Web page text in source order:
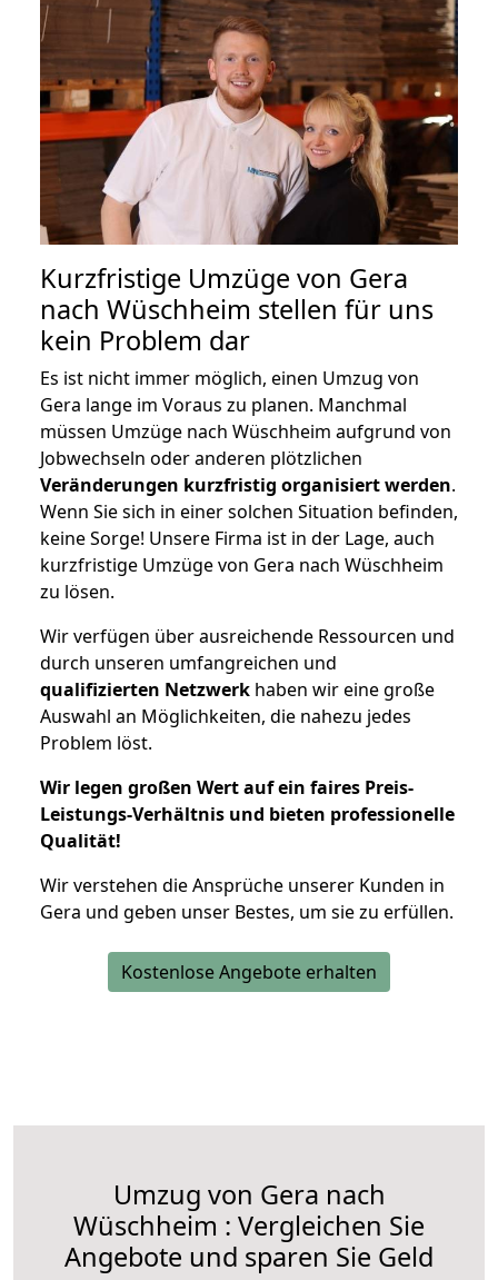
Kurzfristige Umzüge von Gera
nach Wüschheim stellen für uns
kein Problem dar
Es ist nicht immer möglich, einen Umzug von
Gera lange im Voraus zu planen. Manchmal
müssen Umzüge nach Wüschheim aufgrund von
Jobwechseln oder anderen plötzlichen
Veränderungen kurzfristig organisiert werden.
Wenn Sie sich in einer solchen Situation befinden,
keine Sorge! Unsere Firma ist in der Lage, auch
kurzfristige Umzüge von Gera nach Wüschheim
zu lösen.
Wir verfügen über ausreichende Ressourcen und
durch unseren umfangreichen und
qualifizierten Netzwerk haben wir eine große
Auswahl an Möglichkeiten, die nahezu jedes
Problem löst.
Wir legen großen Wert auf ein faires Preis-
Leistungs-Verhältnis und bieten professionelle
Qualität!
Wir verstehen die Ansprüche unserer Kunden in
Gera und geben unser Bestes, um sie zu erfüllen.
Kostenlose Angebote erhalten
Umzug von Gera nach
Wüschheim : Vergleichen Sie
Angebote und sparen Sie Geld